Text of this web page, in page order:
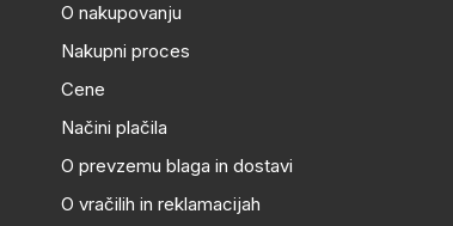
O nakupovanju
Nakupni proces
Cene
Načini plačila
O prevzemu blaga in dostavi
O vračilih in reklamacijah